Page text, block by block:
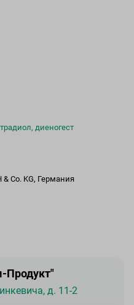
диеногест
& Co. KG, Германия
д. 11-2